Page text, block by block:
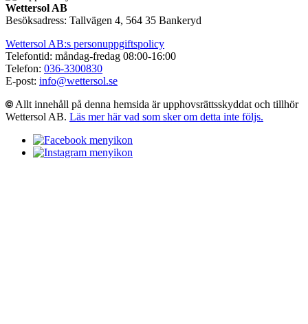
Wettersol AB
Besöksadress: Tallvägen 4, 564 35 Bankeryd
Wettersol AB:s personuppgiftspolicy
Telefontid: måndag-fredag 08:00-16:00
Telefon: 036-3300830
E-post: info@wettersol.se
Allt innehåll på denna hemsida är upphovsrättsskyddat och tillhör
Wettersol AB. Läs mer här vad som sker om detta inte följs.